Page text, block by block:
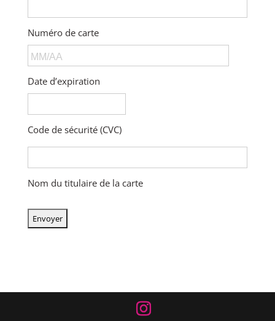
en
charge :
American
Express,
MasterCard,
Visa
Numéro de carte
Date d’expiration
Code de sécurité (CVC)
Nom du titulaire de la carte